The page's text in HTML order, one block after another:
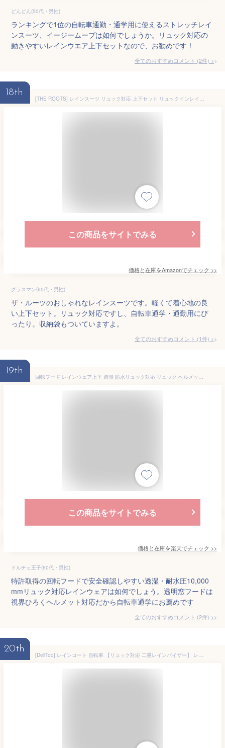
どんどん(50代・男性)
ランキングで1位の自転車通勤・通学用に使えるストレッチレイ
ンスーツ、イージームーブは如何でしょうか。リュック対応の
動きやすいレインウエア上下セットなので、お勧めです！
全てのおすすめコメント (2件) >
18th
[THE ROOTS] レインスーツ リュック対応 上下セット リュックインレインスーツ メンズ 収納袋付き 梅雨 通勤 通学 自転車 レインウェア カッパ 雨合羽 雨具 透湿防水生地 カッパ シンプル アウトドア 自転車運転 (ライトグレー, LL)
この商品をサイトでみる
価格と在庫をAmazonでチェック >>
グラスマン(60代・男性)
ザ・ルーツのおしゃれなレインスーツです。軽くて着心地の良
い上下セット。リュック対応ですし、自転車通学・通勤用にぴ
ったり。収納袋もついていますよ。
全てのおすすめコメント (1件) >
19th
回転フード レインウェア上下 透湿 防水リュック対応 リュック ヘルメット対応 男女兼用 AX-6200 レインスーツ 軽量 メッシュ カッパ 収納 自転車 通学 学生 キッズ 作業用 登山 レインコート 公式 アエトニクス ミヤコート
この商品をサイトでみる
価格と在庫を楽天でチェック >>
ドルチェ王子(60代・男性)
特許取得の回転フードで安全確認しやすい透湿・耐水圧10,000
mmリュック対応レインウェアは如何でしょう。透明窓フードは
視界ひろくヘルメット対応だから自転車通学にお薦めです
全てのおすすめコメント (2件) >
20th
[DeliToo] レインコート 自転車 【リュック対応 二重レインバイザー】 レインウェア レディース メンズ 大きいサイズ バイク レインポンチョ 防水 防風 超撥水 耐久 カッパ 雨具 梅雨対策 通勤 通学 男女兼用 収納袋付き (L, ホワイト)